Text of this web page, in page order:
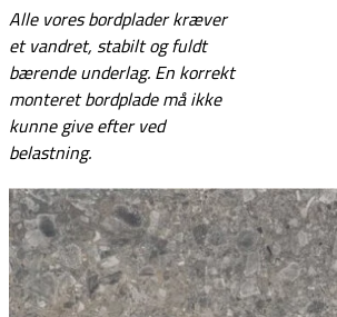
Alle vores bordplader kræver
et vandret, stabilt og fuldt
bærende underlag.En korrekt
monteret bordplade må ikke
kunne give efter ved
belastning.